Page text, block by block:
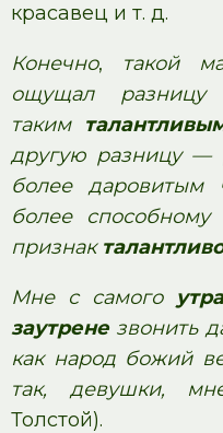
красавец и т. д.
Конечно, такой
ощущал
таким
другую разницу —
более даровитым
более
признак
Мне с самого
заутренезвонить
как народ божий
так, девушки,
Толстой).